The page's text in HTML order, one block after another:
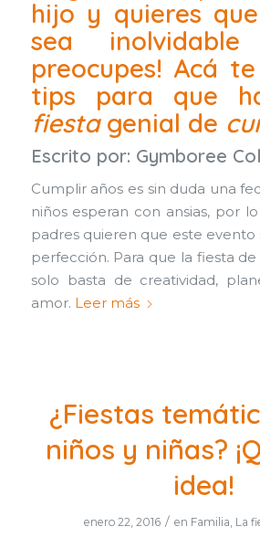
hijo y quieres
sea
preocupes! Acá te
tips para que
fiestagenial de
Escrito por: Gymboree
Cumplir años es sin duda una
niños esperan con ansias, por
padres quieren que este evento
perfección. Para que la fiesta
solo basta de creatividad,
amor. Leer más
¿Fiestas
niños y niñas?
idea!
enero 22, 2016 / en Familia, La